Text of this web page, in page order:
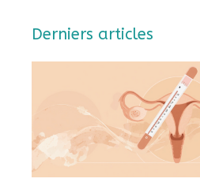
Derniers articles